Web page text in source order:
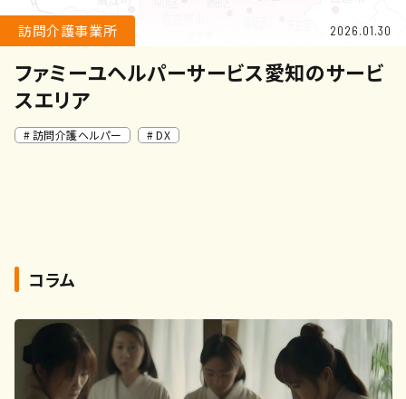
訪問介護事業所
ファミーユヘルパーサービス愛知のサービ
スエリア
訪問介護ヘルパー DX
2026.01.30
コラム